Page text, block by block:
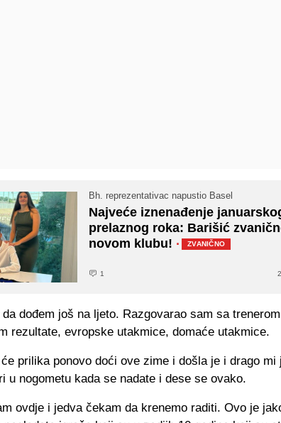
Bh. reprezentativac napustio Basel
Najveće iznenađenje
prelaznog roka: Barišić
novom klubu! · ZVANIČNO
1
dođem još na ljeto. Razgovarao sam sa
rezultate, evropske utakmice, domaće utakmice.
prilika ponovo doći ove zime i došla je i drago mi
u nogometu kada se nadate i dese se ovako.
ovdje i jedva čekam da krenemo raditi. Ovo je